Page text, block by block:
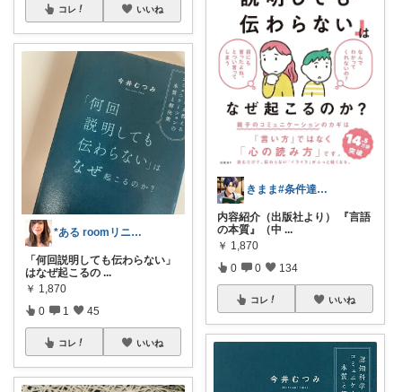
コレ いいね
*ある roomリニューアル中🥰✨
「何回説明しても伝わらない」
はなぜ起こるの ...
￥ 1,870
0 1 45
コレ いいね
きまま#条件達成で3%キャッシュバッグ
内容紹介（出版社より） 『言語
の本質』（中 ...
￥ 1,870
0 0 134
コレ いいね